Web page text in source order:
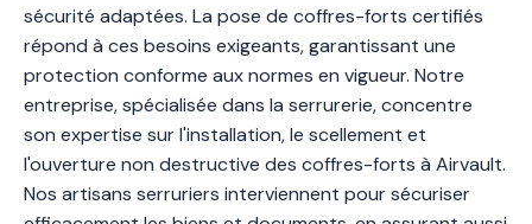
sécurité adaptées. La pose de coffres-forts certifiés
répond à ces besoins exigeants, garantissant une
protection conforme aux normes en vigueur. Notre
entreprise, spécialisée dans la serrurerie, concentre
son expertise sur l'installation, le scellement et
l'ouverture non destructive des coffres-forts à Airvault.
Nos artisans serruriers interviennent pour sécuriser